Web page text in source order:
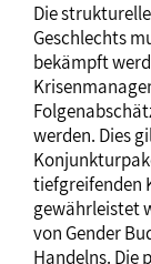
Die
Geschlechts
bekämpft
werden. Dies
tiefgreifenden
gewährleistet
von Gender
Handelns. Die